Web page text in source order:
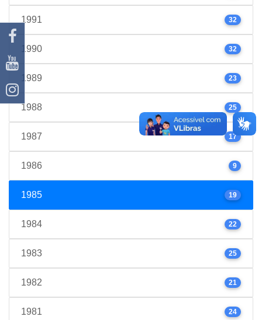
1991 32
1990 32
1989 23
1988 25
1987 17
1986 9
1985 19
1984 22
1983 25
1982 21
1981 24